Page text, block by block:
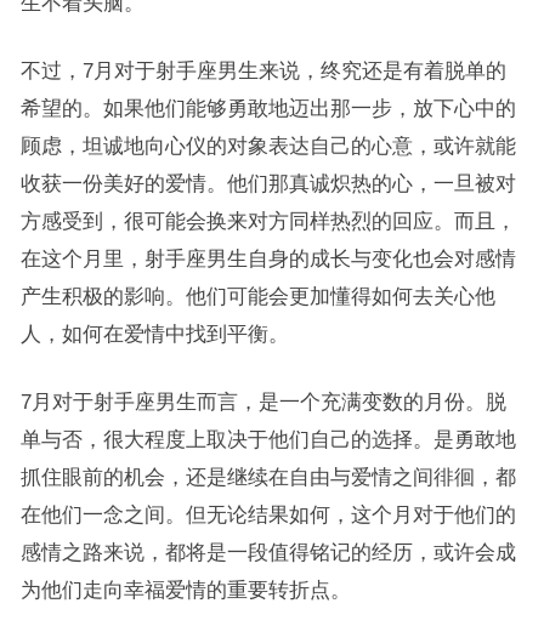
不过，7月对于射手座男生来说，终究还是有着脱单的
希望的。如果他们能够勇敢地迈出那一步，放下心中的
顾虑，坦诚地向心仪的对象表达自己的心意，或许就能
收获一份美好的爱情。他们那真诚炽热的心，一旦被对
方感受到，很可能会换来对方同样热烈的回应。而且，
在这个月里，射手座男生自身的成长与变化也会对感情
产生积极的影响。他们可能会更加懂得如何去关心他
人，如何在爱情中找到平衡。
7月对于射手座男生而言，是一个充满变数的月份。脱
单与否，很大程度上取决于他们自己的选择。是勇敢地
抓住眼前的机会，还是继续在自由与爱情之间徘徊，都
在他们一念之间。但无论结果如何，这个月对于他们的
感情之路来说，都将是一段值得铭记的经历，或许会成
为他们走向幸福爱情的重要转折点。